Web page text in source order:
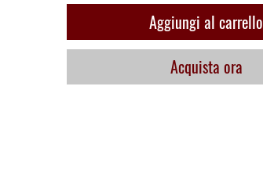
Aggiungi al carrello
Acquista ora